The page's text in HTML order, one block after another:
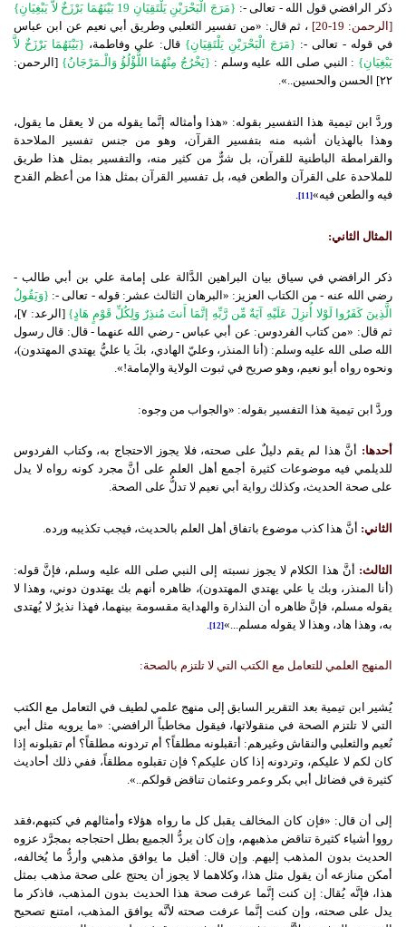
ذكر الرافضي قول الله - تعالى -: {مَرَجَ الْبَحْرَيْنِ يَلْتَقِيَانِ 19 بَيْنَهُمَا بَرْزَخٌ لاَّ يَبْغِيَانِ}
[الرحمن: 19-20]
، ثم قال: «من تفسير الثعلبي وطريق أبي نعيم عن ابن عباس
في قوله - تعالى -: {مَرَجَ الْبَحْرَيْنِ يَلْتَقِيَانِ} قال: علي وفاطمة، {بَيْنَهُمَا بَرْزَخٌ لاَّ
يَبْغِيَانِ} : النبي صلى الله عليه وسلم : {يَخْرُجُ مِنْهُمَا اللُّؤْلُؤُ وَالْـمَرْجَانُ} [الرحمن:
٢٢] الحسن والحسين..».
وردَّ ابن تيمية هذا التفسير بقوله: «هذا وأمثاله إنَّما يقوله من لا يعقل ما يقول،
وهذا بالهذيان أشبه منه بتفسير القرآن، وهو من جنس تفسير الملاحدة
والقرامطة الباطنية للقرآن، بل شرٌّ من كثير منه، والتفسير بمثل هذا طريق
للملاحدة على القرآن والطعن فيه، بل تفسير القرآن بمثل هذا من أعظم القدح
فيه والطعن فيه»[11]
.
المثال الثاني:
ذكر الرافضي في سياق بيان البراهين الدَّالة على إمامة علي بن أبي طالب -
رضي الله عنه - من الكتاب العزيز: «البرهان الثالث عشر: قوله - تعالى -: {وَيَقُولُ
الَّذِينَ كَفَرُوا لَوْلا أُنزِلَ عَلَيْهِ آيَةٌ مِّن رَّبِّهِ إنَّمَا أَنتَ مُنذِرٌ وَلِكُلِّ قَوْمٍ هَادٍ}
[الرعد: ٧]،
ثم قال: «من كتاب الفردوس: عن أبي عباس - رضي الله عنهما - قال: قال رسول
الله صلى الله عليه وسلم: (أنا المنذر، وعليّ الهادي، بكَ يا عليُّ يهتدي المهتدون)،
ونحوه رواه أبو نعيم، وهو صريح في ثبوت الولاية والإمامة!».
وردَّ ابن تيمية هذا التفسير بقوله: «والجواب من وجوه:
أحدها: أنَّ هذا لم يقم دليلٌ على صحته، فلا يجوز الاحتجاج به، وكتاب الفردوس
للديلمي فيه موضوعات كثيرة أجمع أهل العلم على أنَّ مجرد كونه رواه لا يدل
على صحة الحديث، وكذلك رواية أبي نعيم لا تدلُّ على الصحة.
الثاني: أنَّ هذا كذب موضوع باتفاق أهل العلم بالحديث، فيجب تكذيبه ورده.
الثالث: أنَّ هذا الكلام لا يجوز نسبته إلى النبي صلى الله عليه وسلم، فإنَّ قوله:
(أنا المنذر، وبك يا علي يهتدي المهتدون)، ظاهره أنهم بك يهتدون دوني، وهذا لا
يقوله مسلم، فإنَّ ظاهره أن النذارة والهداية مقسومة بينهما، فهذا نذيرٌ لا يُهتدى
به، وهذا هاد، وهذا لا يقوله مسلم...»[12]
المنهج العلمي للتعامل مع الكتب التي لا تلتزم بالصحة:
يُشير ابن تيمية بعد التقرير السابق إلى منهج علمي لطيف في التعامل مع الكتب
التي لا تلتزم الصحة في منقولاتها، فيقول مخاطباً الرافضي: «ما يرويه مثل أبي
نُعيم والثعلبي والنقاش وغيرهم: أتقبلونه مطلقاً؟ أم تردونه مطلقاً؟ أم تقبلونه إذا
كان لكم لا عليكم، وتردونه إذا كان عليكم؟ فإن تقبلوه مطلقاً، ففي ذلك أحاديث
كثيرة في فضائل أبي بكر وعمر وعثمان تناقض قولكم..».
إلى أن قال: «فإن كان المخالف يقبل كل ما رواه هؤلاء وأمثالهم في كتبهم،فقد
رووا أشياء كثيرة تناقض مذهبهم، وإن كان يردُّ الجميع بطل احتجاجه بمجرَّد عزوه
الحديث بدون المذهب إليهم. وإن قال: أقبل ما يوافق مذهبي وأردُّ ما يُخالفه،
أمكن منازعه أن يقول مثل هذا، وكلاهما لا يجوز أن يحتج على صحة مذهب بمثل
هذا، فإنَّه يُقال: إن كنت إنَّما عرفت صحة هذا الحديث بدون المذهب، فاذكر ما
يدل على صحته، وإن كنت إنَّما عرفت صحته لأنَّه يوافق المذهب، امتنع تصحيح